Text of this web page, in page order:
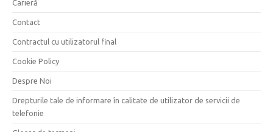
Carieră
Contact
Contractul cu utilizatorul final
Cookie Policy
Despre Noi
Drepturile tale de informare în calitate de utilizator de servicii de
telefonie